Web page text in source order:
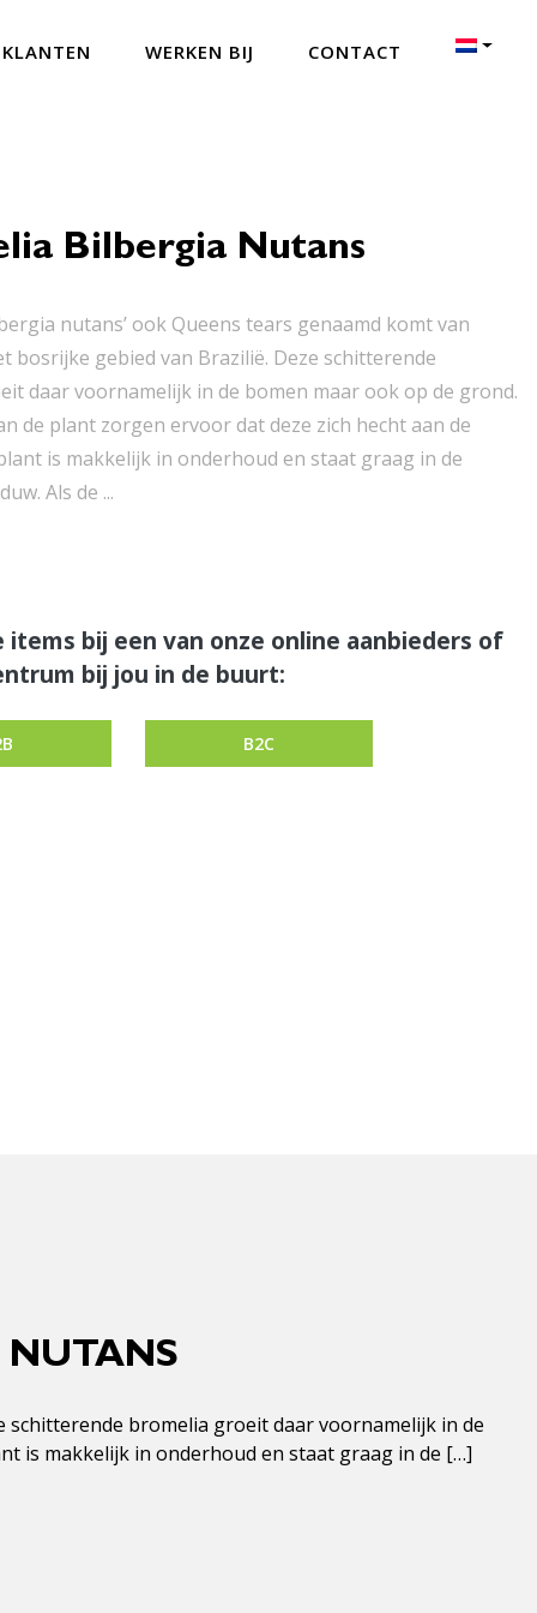
WERKEN BIJ CONTACT
Bilbergia Nutans
nutans’ ook Queens tears genaamd komt van
bosrijke gebied van Brazilië. Deze schitterende
daar voornamelijk in de bomen maar ook op de grond.
de plant zorgen ervoor dat deze zich hecht aan de
is makkelijk in onderhoud en staat graag in de
Als de ...
items bij een van onze online aanbieders of
bij jou in de buurt:
B2C
NUTANS
schitterende bromelia groeit daar voornamelijk in de
is makkelijk in onderhoud en staat graag in de […]